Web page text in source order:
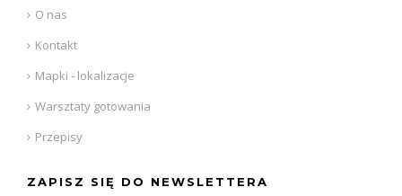
O nas
Kontakt
Mapki - lokalizacje
Warsztaty gotowania
Przepisy
ZAPISZ SIĘ DO NEWSLETTERA